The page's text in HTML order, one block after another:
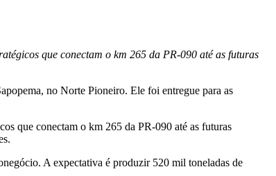
que conectam o km 265 da PR-090 até as futuras
no Norte Pioneiro. Ele foi entregue para as
que conectam o km 265 da PR-090 até as futuras
A expectativa é produzir 520 mil toneladas de